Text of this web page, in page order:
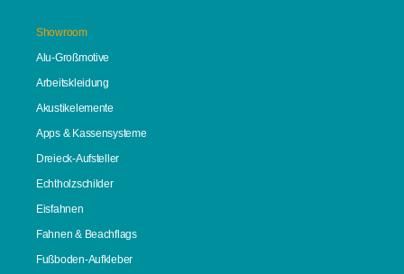
Showroom
Alu-Großmotive
Arbeitskleidung
Akustikelemente
Apps & Kassensysteme
Dreieck-Aufsteller
Echtholzschilder
Eisfahnen
Fahnen & Beachflags
Fußboden-Aufkleber